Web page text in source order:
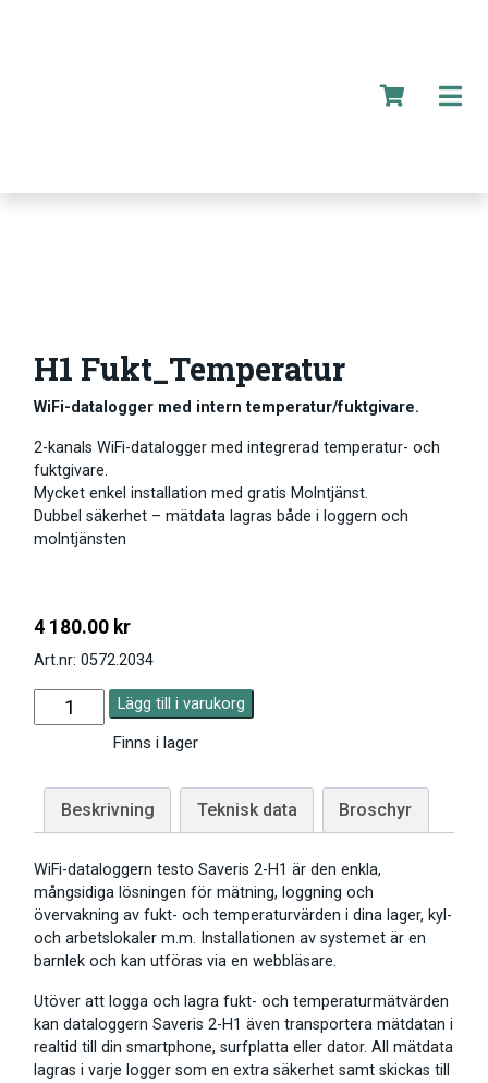
H1 Fukt_Temperatur
WiFi-datalogger med intern temperatur/fuktgivare.
2-kanals WiFi-datalogger med integrerad temperatur- och
fuktgivare.
Mycket enkel installation med gratis Molntjänst.
Dubbel säkerhet – mätdata lagras både i loggern och
molntjänsten
4 180.00 kr
Art.nr: 0572.2034
Lägg till i varukorg
Finns i lager
Beskrivning Teknisk data Broschyr
WiFi-dataloggern testo Saveris 2-H1 är den enkla,
mångsidiga lösningen för mätning, loggning och
övervakning av fukt- och temperaturvärden i dina lager, kyl-
och arbetslokaler m.m. Installationen av systemet är en
barnlek och kan utföras via en webbläsare.
Utöver att logga och lagra fukt- och temperaturmätvärden
kan dataloggern Saveris 2-H1 även transportera mätdatan i
realtid till din smartphone, surfplatta eller dator. All mätdata
lagras i varje logger som en extra säkerhet samt skickas till